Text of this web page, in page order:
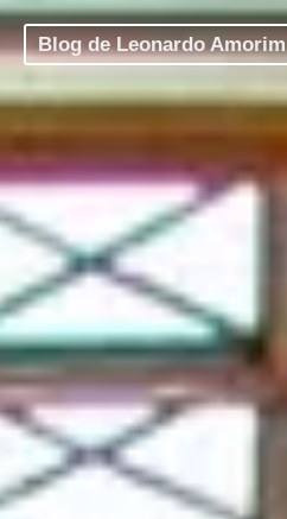
Blog de Leonardo Amorim